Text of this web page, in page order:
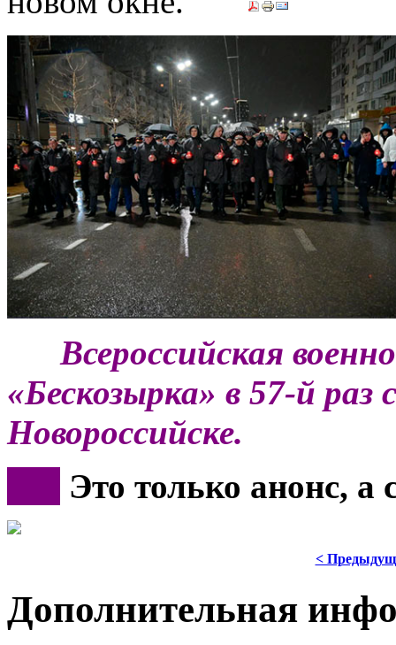
Всероссийская
«Бескозырка» в 57-й раз
Новороссийске.
Это только анонс,
<
Дополнительная